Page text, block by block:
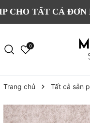
CẢ ĐƠN HÀNG -
0
Trang chủ Tất cả sản